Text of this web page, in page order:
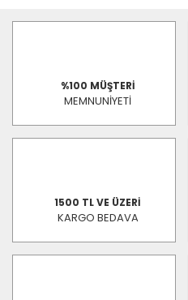
%100 MÜŞTERİ
MEMNUNİYETİ
1500 TL VE ÜZERİ
KARGO BEDAVA